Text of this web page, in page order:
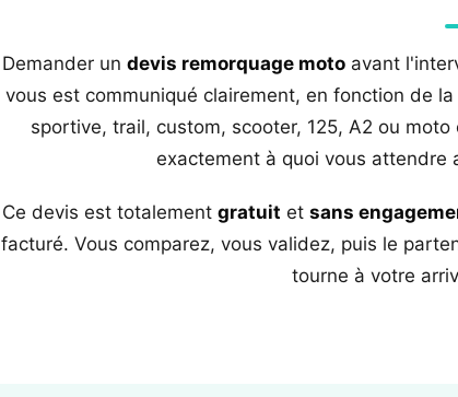
Demander un devis remorquage moto avant
vous est communiqué clairement, en fonction de la
sportive, trail, custom, scooter, 125, A2 ou
exactement à quoi vous attendre
Ce devis est totalement gratuit et sans
facturé. Vous comparez, vous validez, puis le
tourne à votre